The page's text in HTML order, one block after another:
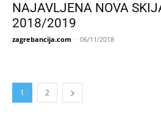
NAJAVLJENA NOVA
2018/2019
zagrebancija.com - 06/11/2018
1 2